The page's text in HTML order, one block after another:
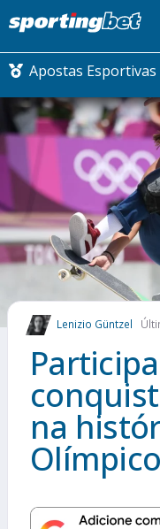
Apostas Esportivas
CONMEBOL
FUTEBOL
FUTEBOL
COMO
MAIS
Lenizio Güntzel
na